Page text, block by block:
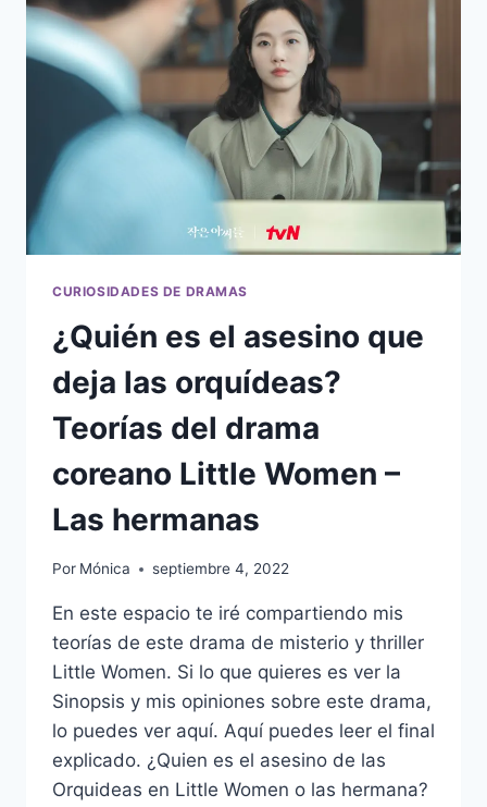
KDRAMA
LITTLE
WOMEN
LAS
HERMANAS
CURIOSIDADES DE DRAMAS
¿Quién es el asesino que
deja las orquídeas?
Teorías del drama
coreano Little Women –
Las hermanas
Por Mónica septiembre 4, 2022
En este espacio te iré compartiendo mis
teorías de este drama de misterio y thriller
Little Women. Si lo que quieres es ver la
Sinopsis y mis opiniones sobre este drama,
lo puedes ver aquí. Aquí puedes leer el final
explicado. ¿Quien es el asesino de las
Orquideas en Little Women o las hermana?